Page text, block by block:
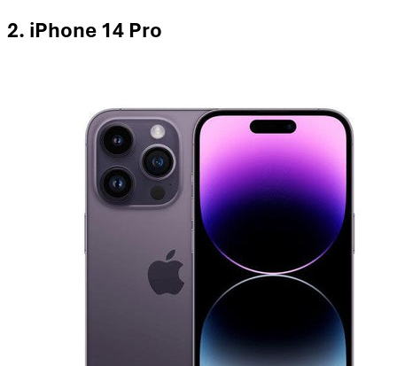
2. iPhone 14 Pro